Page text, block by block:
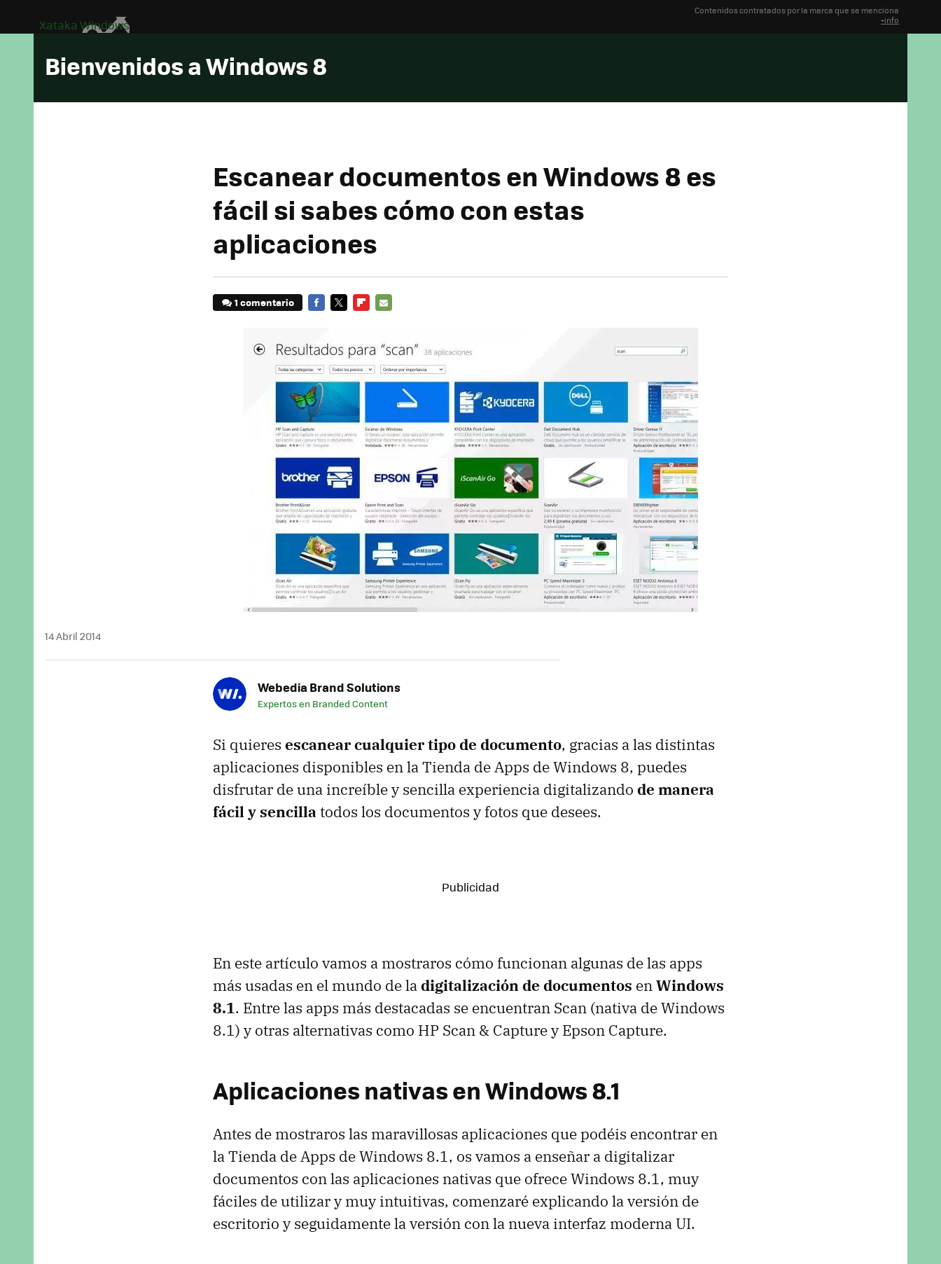
Contenidos contratados por la marca que se menciona
+info
Xataka Windows
Bienvenidos a Windows 8
Escanear documentos en Windows 8 es
fácil si sabes cómo con estas
aplicaciones
1 comentario
14 Abril 2014
Webedia Brand Solutions
Expertos en Branded Content
Si quieres escanear cualquier tipo de documento, gracias a las distintas
aplicaciones disponibles en la Tienda de Apps de Windows 8, puedes
disfrutar de una increíble y sencilla experiencia digitalizando de manera
fácil y sencilla todos los documentos y fotos que desees.
En este artículo vamos a mostraros cómo funcionan algunas de las apps
más usadas en el mundo de ladigitalización de documentos enWindows
8.1. Entre las apps más destacadas se encuentran Scan (nativa de Windows
8.1) y otras alternativas como HP Scan & Capture y Epson Capture.
Aplicaciones nativas en Windows 8.1
Antes de mostraros las maravillosas aplicaciones que podéis encontrar en
la Tienda de Apps de Windows 8.1, os vamos a enseñar a digitalizar
documentos con las aplicaciones nativas que ofrece Windows 8.1, muy
fáciles de utilizar y muy intuitivas, comenzaré explicando la versión de
escritorio y seguidamente la versión con la nueva interfaz moderna UI.